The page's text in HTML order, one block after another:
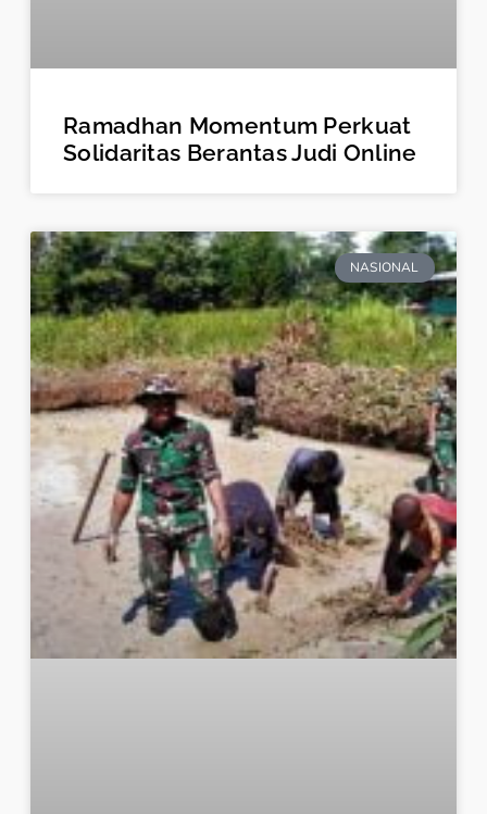
Ramadhan Momentum Perkuat
Solidaritas Berantas Judi Online
NASIONAL